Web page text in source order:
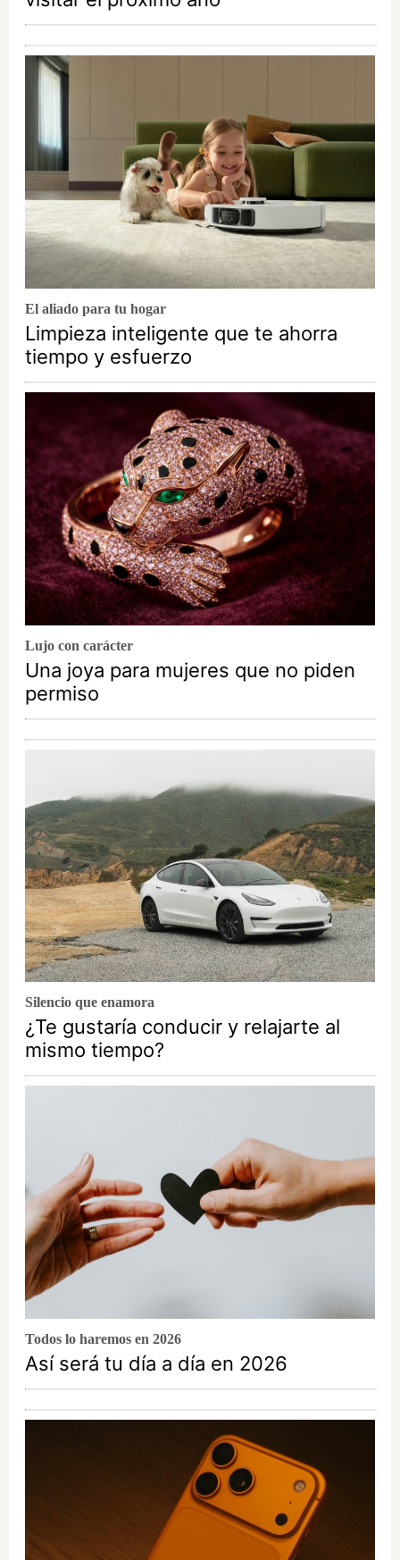
El aliado para tu hogar
Limpieza inteligente que te ahorra
tiempo y esfuerzo
Lujo con carácter
Una joya para mujeres que no piden
permiso
Silencio que enamora
¿Te gustaría conducir y relajarte al
mismo tiempo?
Todos lo haremos en 2026
Así será tu día a día en 2026